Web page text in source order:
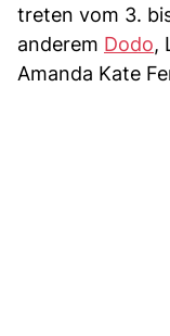
treten vom 3.
anderem Dodo,
Amanda Kate